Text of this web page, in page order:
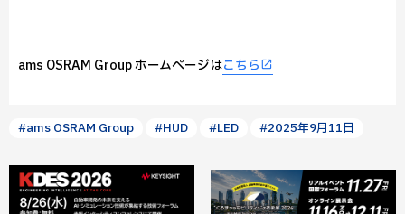
ams OSRAM Group ホームページはこちら
#ams OSRAM Group #HUD #LED #2025年9月11日